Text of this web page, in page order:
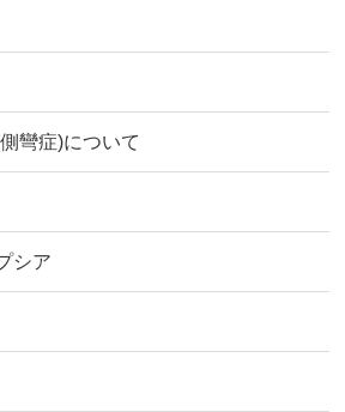
彎症)について
シア